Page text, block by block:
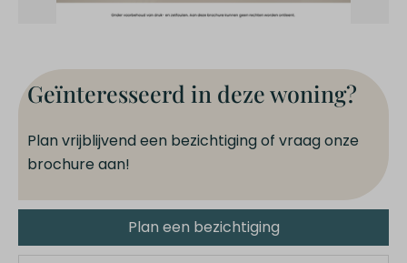
Geïnteresseerd in deze woning?
Plan vrijblijvend een bezichtiging of vraag onze
brochure aan!
Plan een bezichtiging